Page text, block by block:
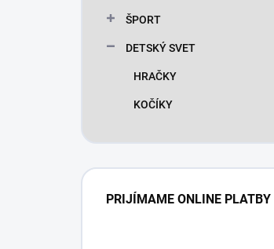
ŠPORT
DETSKÝ SVET
HRAČKY
KOČÍKY
PRIJÍMAME ONLINE PLATBY